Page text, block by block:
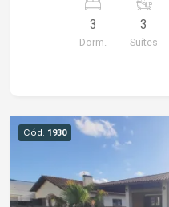
estética,
entre outras atividades. A casa possui ótima
orientação solar
Banheiro social Pavimento superior: * 2 suítes * 1
dormitório * Escritório *
externa: * Garagem
Pátio com jardim * Jardim
excelente visibilidade
3
Dorm.
3
Suítes
Cód. 1930